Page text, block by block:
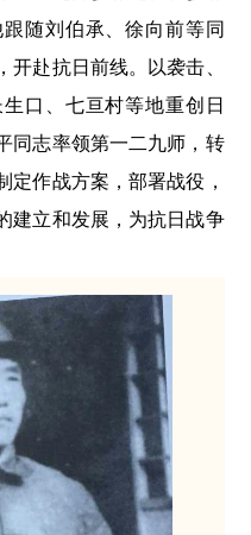
随刘伯承、徐向前等同
赴抗日前线。以袭击、
口、七亘村等地重创日
同志率领第一二九师，转
定作战方案，部署战役，
建立和发展，为抗日战争